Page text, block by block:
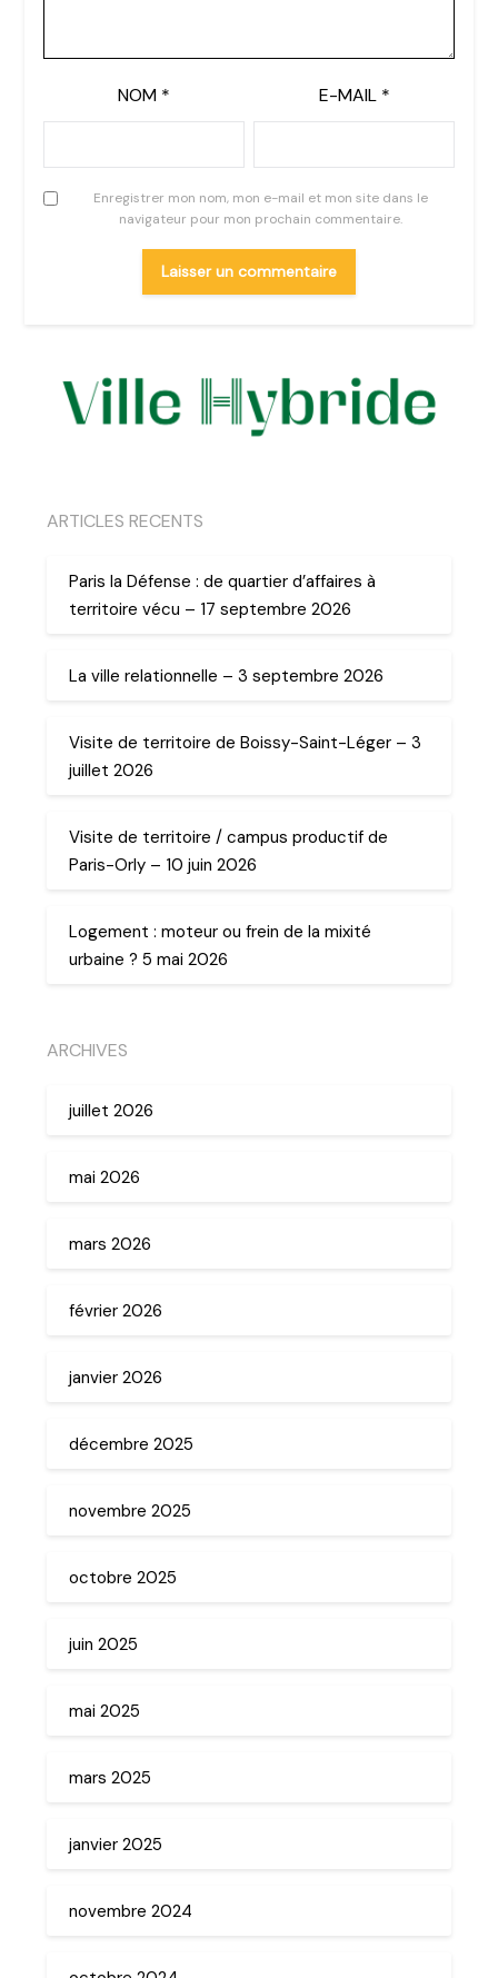
NOM * E-MAIL *
Enregistrer mon nom, mon e-mail et mon site dans le
navigateur pour mon prochain commentaire.
ARTICLES RECENTS
Paris la Défense : de quartier d’affaires à
territoire vécu – 17 septembre 2026
La ville relationnelle – 3 septembre 2026
Visite de territoire de Boissy-Saint-Léger – 3
juillet 2026
Visite de territoire / campus productif de
Paris-Orly – 10 juin 2026
Logement : moteur ou frein de la mixité
urbaine ? 5 mai 2026
ARCHIVES
juillet 2026
mai 2026
mars 2026
février 2026
janvier 2026
décembre 2025
novembre 2025
octobre 2025
juin 2025
mai 2025
mars 2025
janvier 2025
novembre 2024